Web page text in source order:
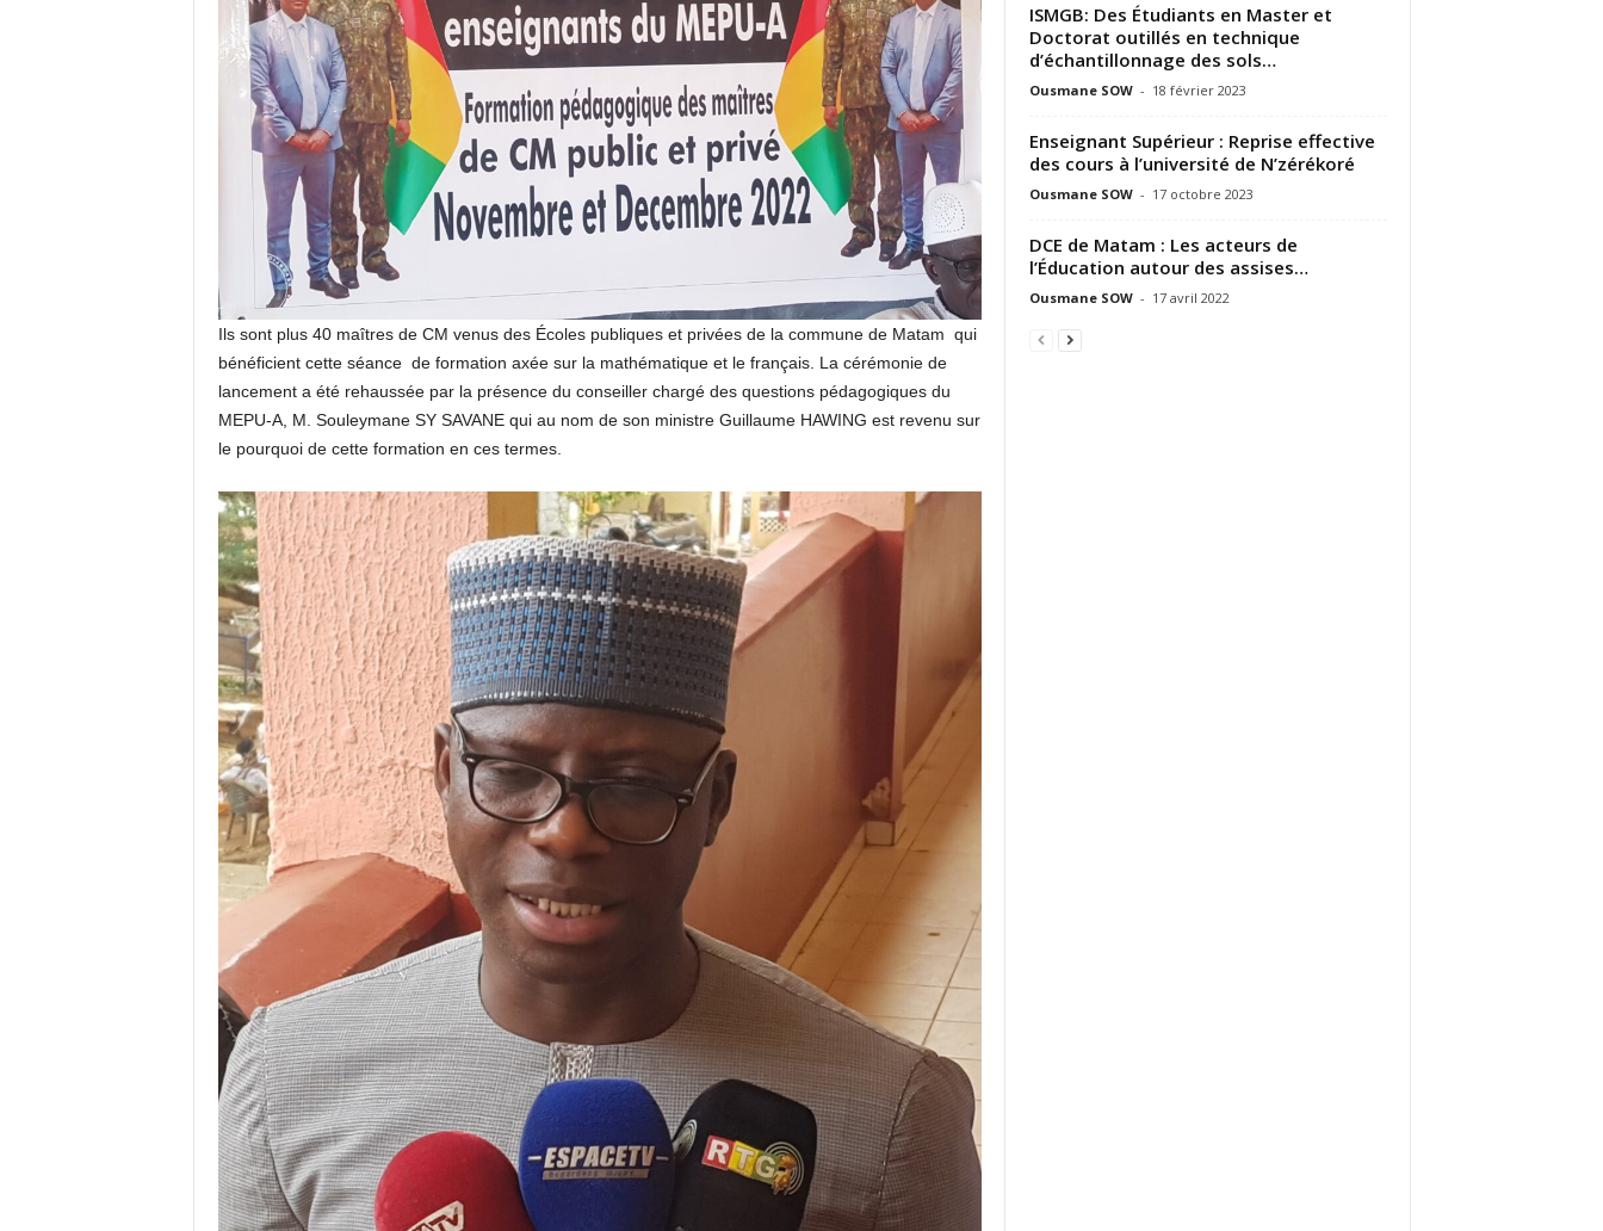
Ils sont plus 40 maîtres de CM venus des Écoles publiques et privées de la commune de Matam qui
bénéficient cette séance de formation axée sur la mathématique et le français. La cérémonie de
lancement a été rehaussée par la présence du conseiller chargé des questions pédagogiques du
MEPU-A, M. Souleymane SY SAVANE qui au nom de son ministre Guillaume HAWING est revenu sur
le pourquoi de cette formation en ces termes.
ISMGB: Des Étudiants en Master et
Doctorat outillés en technique
d’échantillonnage des sols…
Ousmane SOW - 18 février 2023
Enseignant Supérieur : Reprise effective
des cours à l’université de N’zérékoré
Ousmane SOW - 17 octobre 2023
DCE de Matam : Les acteurs de
l’Éducation autour des assises…
Ousmane SOW - 17 avril 2022